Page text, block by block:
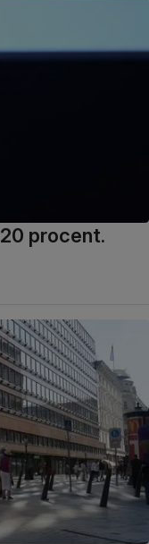
procent.